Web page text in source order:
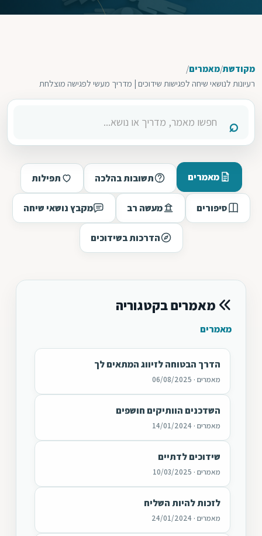
מקודשת/מאמרים/
רעיונות לנושאי שיחה לפגישות שידוכים | מדריך מעשי לפגישה מוצלחת
מאמרים תשובות בהלכה תפילות
סיפורים מעשה רב מקבץ נושאי שיחה
הדרכות בשידוכים
מאמרים בקטגוריה
מאמרים
הדרך הבטוחה לזיווג המתאים לך
מאמרים · 06/08/2025
השדכנים הוותיקים חושפים
מאמרים · 14/01/2024
שידוכים לדתיים
מאמרים · 10/03/2025
לזכות להיות השליח
מאמרים · 24/01/2024